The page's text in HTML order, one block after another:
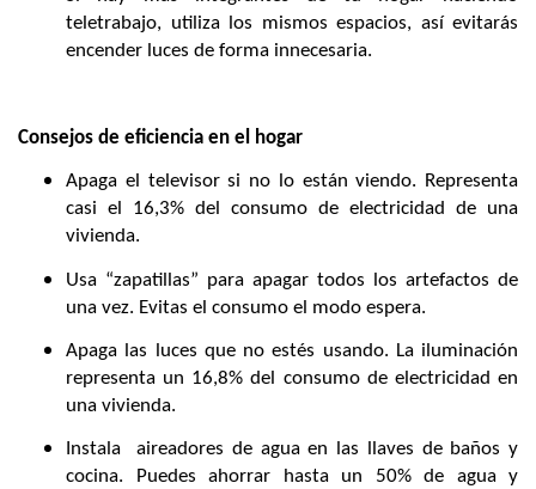
teletrabajo, utiliza los mismos espacios, así evitarás
encender luces de forma innecesaria.
Consejos de eficiencia en el hogar
Apaga el televisor si no lo están viendo. Representa
casi el 16,3% del consumo de electricidad de una
vivienda.
Usa “zapatillas” para apagar todos los artefactos de
una vez. Evitas el consumo el modo espera.
Apaga las luces que no estés usando. La iluminación
representa un 16,8% del consumo de electricidad en
una vivienda.
Instala aireadores de agua en las llaves de baños y
cocina. Puedes ahorrar hasta un 50% de agua y